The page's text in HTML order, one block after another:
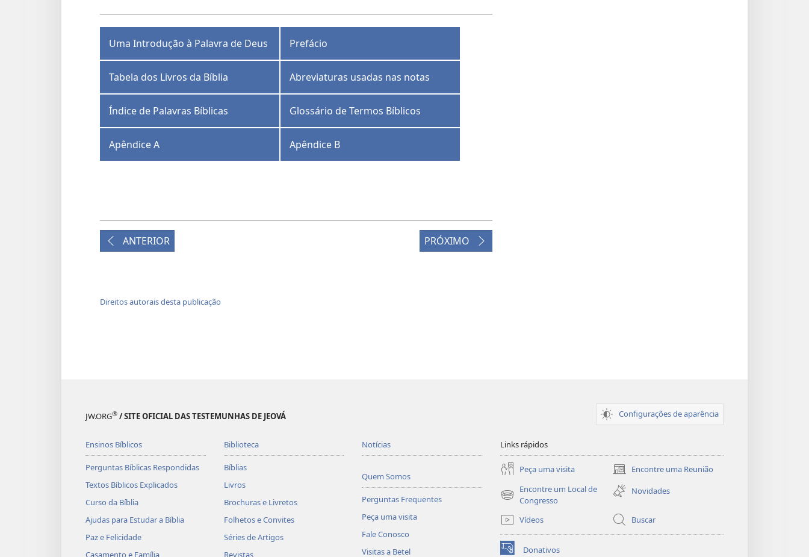
Uma Introdução à Palavra de Deus Prefácio
Tabela dos Livros da Bíblia Abreviaturas usadas nas notas
Índice de Palavras Bíblicas Glossário de Termos Bíblicos
Apêndice A Apêndice B
ANTERIOR PRÓXIMO
Direitos autorais desta publicação
JW.ORG® / SITE OFICIAL DAS TESTEMUNHAS DE JEOVÁ Configurações de aparência
Ensinos Bíblicos
Perguntas Bíblicas Respondidas
Textos Bíblicos Explicados
Curso da Bíblia
Ajudas para Estudar a Bíblia
Paz e Felicidade
Casamento e Família
Biblioteca
Bíblias
Livros
Brochuras e Livretos
Folhetos e Convites
Séries de Artigos
Revistas
Notícias
Quem Somos
Perguntas Frequentes
Peça uma visita
Fale Conosco
Visitas a Betel
Links rápidos
Peça uma visita Encontre uma Reunião
(abre
nova
janela)
Encontre um Local de
Congresso
(abre
janela)
Novidades
Vídeos Buscar
Donativos